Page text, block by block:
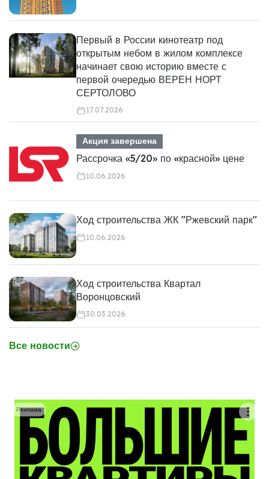
Первый в России кинотеатр под
открытым небом в жилом комплексе
начинает свою историю вместе с
первой очередью ВЕРЕН НОРТ
СЕРТОЛОВО
17.07.2026
Акция завершена
Рассрочка «5/20» по «красной» цене
10.06.2026
Ход строительства ЖК "Ржевский парк"
10.06.2026
Ход строительства Квартал
Воронцовский
30.03.2026
Все новости
Реклама